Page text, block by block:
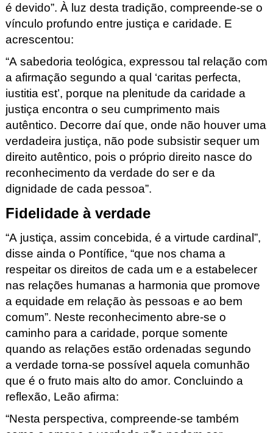
é devido”. À luz desta tradição, compreende-se o
vínculo profundo entre justiça e caridade. E
acrescentou:
“A sabedoria teológica, expressou tal relação com
a afirmação segundo a qual ‘caritas perfecta,
iustitiaest’, porque na plenitude da caridade a
justiça encontra o seu cumprimento mais
autêntico. Decorre daí que, onde não houver uma
verdadeira justiça, não pode subsistir sequer um
direito autêntico, pois o próprio direito nasce do
reconhecimento da verdade do ser e da
dignidade de cada pessoa”.
Fidelidade à verdade
“A justiça, assim concebida, é a virtude cardinal”,
disse ainda o Pontífice, “que nos chama a
respeitar os direitos de cada um e a estabelecer
nas relações humanas a harmonia que promove
a equidade em relação às pessoas e ao bem
comum”. Neste reconhecimento abre-se o
caminho para a caridade, porque somente
quando as relações estão ordenadas segundo
a verdade torna-se possível aquela comunhão
que é o fruto mais alto do amor. Concluindo a
reflexão, Leão afirma:
“Nesta perspectiva, compreende-se também